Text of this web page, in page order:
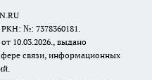
№: 7378360181.
10.03.2026., выдано
связи, информационных